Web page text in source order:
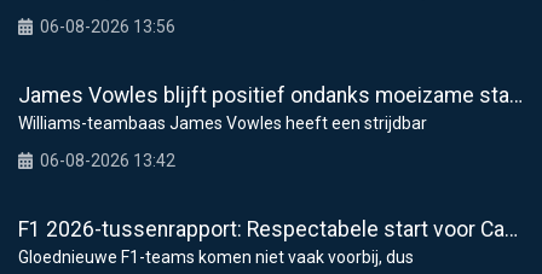
06-08-2026 13:56
James Vowles blijft positief ondanks moeizame start Williams 2026
Williams-teambaas James Vowles heeft een strijdbar
06-08-2026 13:42
F1 2026-tussenrapport: Respectabele start voor Cadillac
Gloednieuwe F1-teams komen niet vaak voorbij, dus